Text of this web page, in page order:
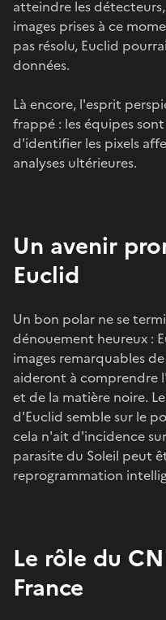
atteindre les
images prises à ce
pas résolu, Euclid
données.
Là encore, l'esprit
frappé : les équipes
d'identifier les pixels
analyses ultérieures.
Un avenir
Euclid
Un bon polar ne se
dénouement heureux :
images remarquables
aideront à comprendre
et de la matière noire.
d'Euclid semble sur le
cela n'ait d'incidence
parasite du Soleil peut
reprogrammation
Le rôle du
France